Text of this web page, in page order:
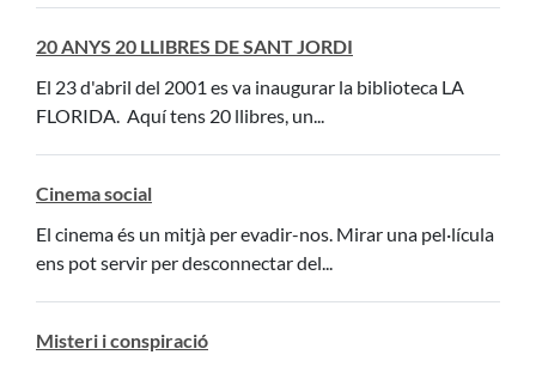
20 ANYS 20 LLIBRES DE SANT JORDI
El 23 d'abril del 2001 es va inaugurar la biblioteca LA
FLORIDA. Aquí tens 20 llibres, un...
Cinema social
El cinema és un mitjà per evadir-nos. Mirar una pel·lícula
ens pot servir per desconnectar del...
Misteri i conspiració